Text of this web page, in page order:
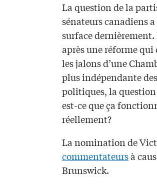
La question de la
sénateurs canadiens
surface
après une réforme qui
les jalons d’une
plus indépendante
politiques, la question
est-ce que ça
réellement?
La nomination de
commentateursà
Brunswick.